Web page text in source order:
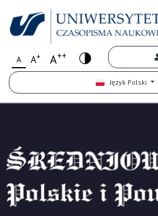
A A+ A++
Język Polski